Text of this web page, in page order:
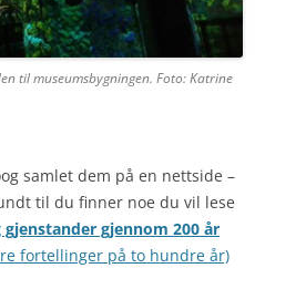
til museumsbygningen. Foto: Katrine
samlet dem på en nettside –
til du finner noe du vil lese
gjennom 200 år
fortellinger på to hundre år)